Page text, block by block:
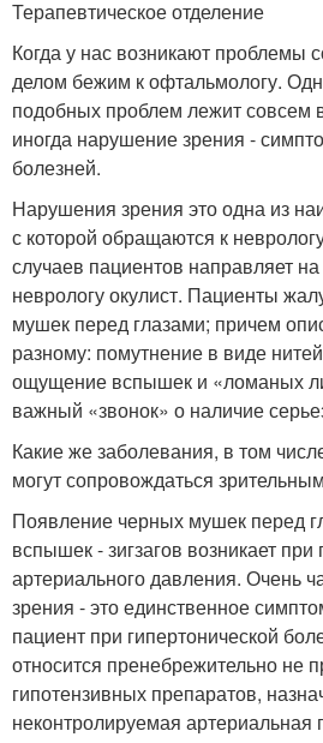
Терапевтическое отделение
Когда у нас возникают
делом бежим к офтальмологу.
подобных проблем лежит совсем
иногда нарушение зрения -
болезней.
Нарушения зрения это одна из
с которой обращаются к
случаев пациентов направляет
неврологу окулист. Пациенты
мушек перед глазами; причем
разному: помутнение в виде
ощущение вспышек и «ломаных
важный «звонок» о наличие
Какие же заболевания, в том
могут сопровождаться
Появление черных мушек перед
вспышек - зигзагов возникает
артериального давления. Очень
зрения - это единственное
пациент при гипертонической
относится пренебрежительно не
гипотензивных препаратов,
неконтролируемая артериальная